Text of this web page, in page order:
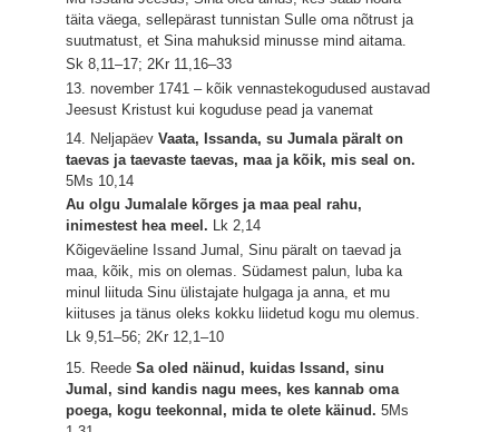
täita väega, sellepärast tunnistan Sulle oma nõtrust ja
suutmatust, et Sina mahuksid minusse mind aitama.
Sk 8,11–17; 2Kr 11,16–33
13. november 1741 – kõik vennastekogudused austavad
Jeesust Kristust kui koguduse pead ja vanemat
14. NeljapäevVaata, Issanda, su Jumala päralt on
taevas ja taevaste taevas, maa ja kõik, mis seal on.
5Ms 10,14
Au olgu Jumalale kõrges ja maa peal rahu,
inimestest hea meel. Lk 2,14
Kõigeväeline Issand Jumal, Sinu päralt on taevad ja
maa, kõik, mis on olemas. Südamest palun, luba ka
minul liituda Sinu ülistajate hulgaga ja anna, et mu
kiituses ja tänus oleks kokku liidetud kogu mu olemus.
Lk 9,51–56; 2Kr 12,1–10
15. ReedeSa oled näinud, kuidas Issand, sinu
Jumal, sind kandis nagu mees, kes kannab oma
poega, kogu teekonnal, mida te olete käinud.5Ms